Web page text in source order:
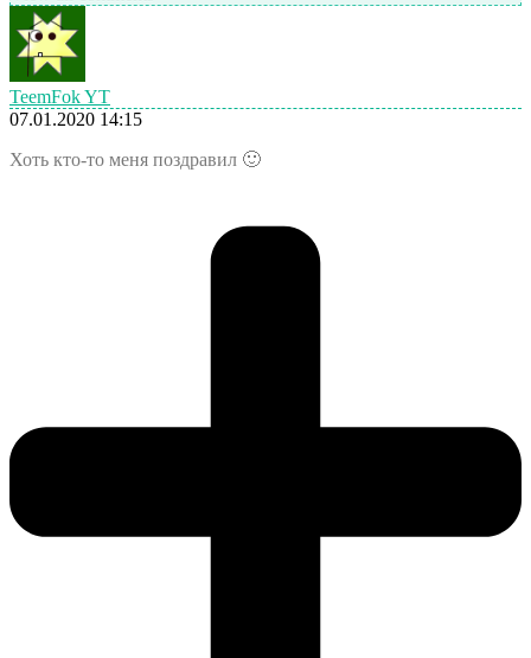
TeemFok YT
07.01.2020 14:15
Хоть кто-то меня поздравил 🙂